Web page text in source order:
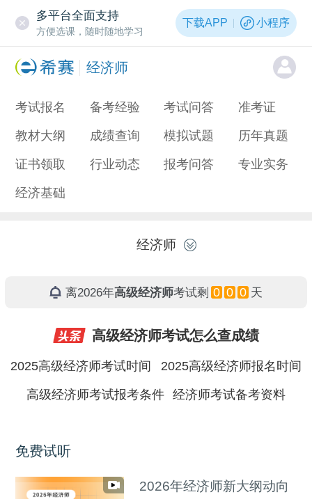
多平台全面支持
方便选课，随时随地学习
下载APP 小程序
经济师
考试报名 备考经验 考试问答 准考证
教材大纲 成绩查询 模拟试题 历年真题
证书领取 行业动态 报考问答 专业实务
经济基础
经济师
离2026年高级经济师考试剩 0 0 0 天
高级经济师考试怎么查成绩
2025高级经济师考试时间 2025高级经济师报名时间
高级经济师考试报考条件 经济师考试备考资料
免费试听
2026年经济师新大纲动向